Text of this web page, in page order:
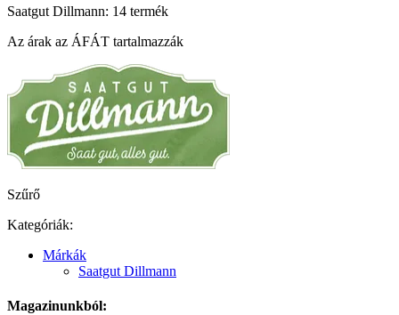
Saatgut Dillmann: 14 termék
Az árak az ÁFÁT tartalmazzák
Szűrő
Kategóriák:
Márkák
Saatgut Dillmann
Magazinunkból: